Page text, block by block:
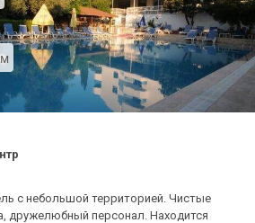
с небольшой территорией. Чистые
дружелюбный персонал. Находится